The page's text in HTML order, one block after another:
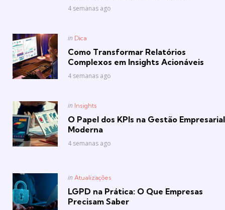
4 semanas ago
Posted
in Dica
Como Transformar Relatórios
Complexos em Insights Acionáveis
4 semanas ago
Posted
in Insights
O Papel dos KPIs na Gestão Empresarial
Moderna
4 semanas ago
Posted
in Atualizações
LGPD na Prática: O Que Empresas
Precisam Saber